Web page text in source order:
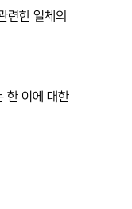
련한 일체의
한 이에 대한